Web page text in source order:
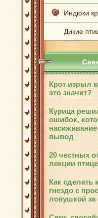
Индюки
Дикие
Крот изрыл
это значит?
Курица
ошибок,
насиживание
вывод
20 честных
лекции
Как сделать
гнездо с
ловушкой за